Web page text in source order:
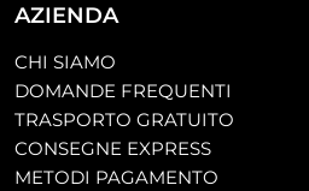
AZIENDA
CHI SIAMO
DOMANDE FREQUENTI
TRASPORTO GRATUITO
CONSEGNE EXPRESS
METODI PAGAMENTO